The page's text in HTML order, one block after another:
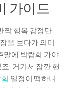
가이드
짝 행복 감정만
을 보다가 의미
말에 박람회 가야
. 거기서 잠깐 핸
일정이 떡하니